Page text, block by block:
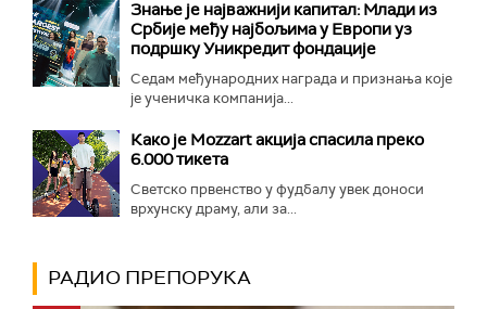
Знање је најважнији капитал: Млади из
Србије међу најбољима у Европи уз
подршку Уникредит фондације
Седам међународних награда и признања које
је ученичка компанија...
Како је Mozzart акција спасила преко
6.000 тикета
Светско првенство у фудбалу увек доноси
врхунску драму, али за...
РАДИО ПРЕПОРУКА